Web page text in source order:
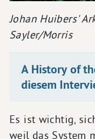
Johan Huibers'
Sayler/Morris
A History of
diesem
Es ist wichtig,
weil das System